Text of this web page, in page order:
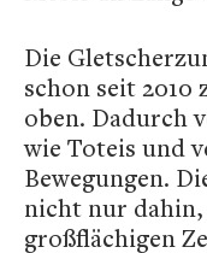
Die
schon seit 2010
oben. Dadurch
wie Toteis und
Bewegungen.
nicht nur
großflächigen